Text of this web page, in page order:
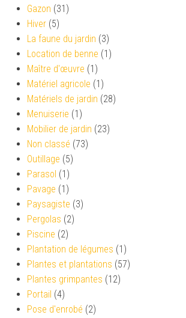
Gazon (31)
Hiver (5)
La faune du jardin (3)
Location de benne (1)
Maître d'œuvre (1)
Matériel agricole (1)
Matériels de jardin (28)
Menuiserie (1)
Mobilier de jardin (23)
Non classé (73)
Outillage (5)
Parasol (1)
Pavage (1)
Paysagiste (3)
Pergolas (2)
Piscine (2)
Plantation de légumes (1)
Plantes et plantations (57)
Plantes grimpantes (12)
Portail (4)
Pose d'enrobé (2)